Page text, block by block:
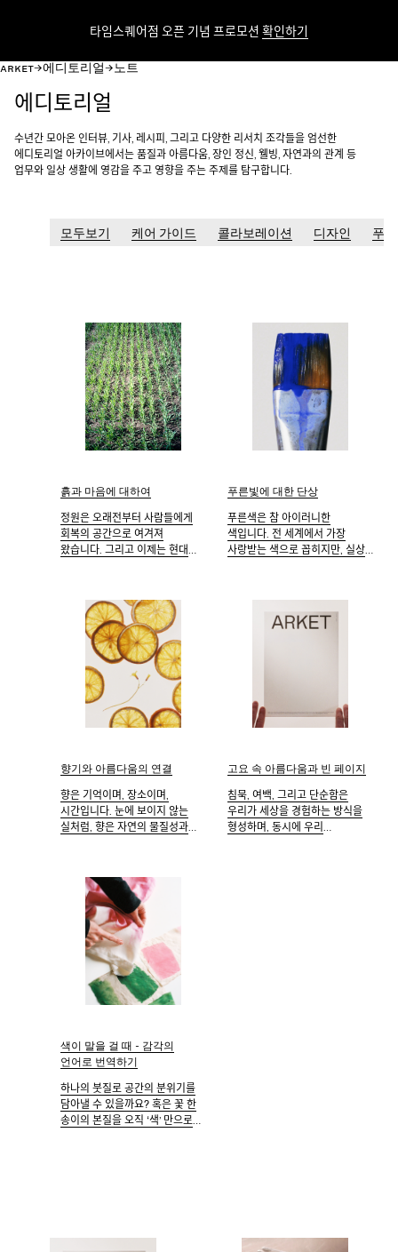
타임스퀘어점 오픈 기념 프로모션 확인하기
ARKETc에디토리얼c노트
에디토리얼
수년간 모아온 인터뷰, 기사, 레시피, 그리고 다양한 리서치 조각들을 엄선한
에디토리얼 아카이브에서는 품질과 아름다움, 장인 정신, 웰빙, 자연과의 관계 등
업무와 일상 생활에 영감을 주고 영향을 주는 주제를 탐구합니다.
모두보기 케어 가이드 콜라보레이션 디자인 푸드
흙과 마음에 대하여
정원은 오래전부터 사람들에게
회복의 공간으로 여겨져
왔습니다. 그리고 이제는 현대
푸른빛에 대한 단상
푸른색은 참 아이러니한
색입니다. 전 세계에서 가장
사랑받는 색으로 꼽히지만, 실상
향기와 아름다움의 연결
향은 기억이며, 장소이며,
시간입니다. 눈에 보이지 않는
실처럼, 향은 자연의 물질성과
현재를 연결합니다.
고요 속 아름다움과 빈 페이지
침묵, 여백, 그리고 단순함은
우리가 세상을 경험하는 방식을
형성하며, 동시에 우리
색이 말을 걸 때 - 감각의
언어로 번역하기
하나의 붓질로 공간의 분위기를
담아낼 수 있을까요? 혹은 꽃 한
송이의 본질을 오직 ‘색’ 만으로